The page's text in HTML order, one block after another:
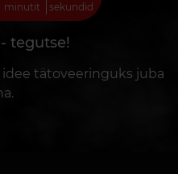
minutit sekundid
tegutse!
tätoveeringuks juba